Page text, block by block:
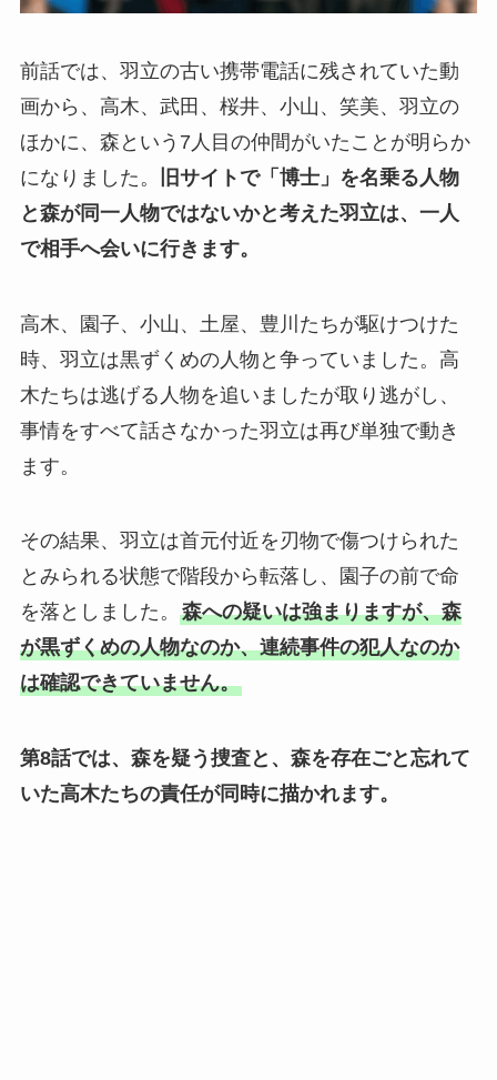
前話では、羽立の古い携帯電話に残されていた動
画から、高木、武田、桜井、小山、笑美、羽立の
ほかに、森という7人目の仲間がいたことが明らか
になりました。
旧サイトで「博士」を名乗る人物
と森が同一人物ではないかと考えた羽立は、一人
で相手へ会いに行きます。
高木、園子、小山、土屋、豊川たちが駆けつけた
時、羽立は黒ずくめの人物と争っていました。高
木たちは逃げる人物を追いましたが取り逃がし、
事情をすべて話さなかった羽立は再び単独で動き
ます。
その結果、羽立は首元付近を刃物で傷つけられた
とみられる状態で階段から転落し、園子の前で命
を落としました。 森への疑いは強まりますが、森
が黒ずくめの人物なのか、連続事件の犯人なのか
は確認できていません。
第8話では、森を疑う捜査と、森を存在ごと忘れて
いた高木たちの責任が同時に描かれます。